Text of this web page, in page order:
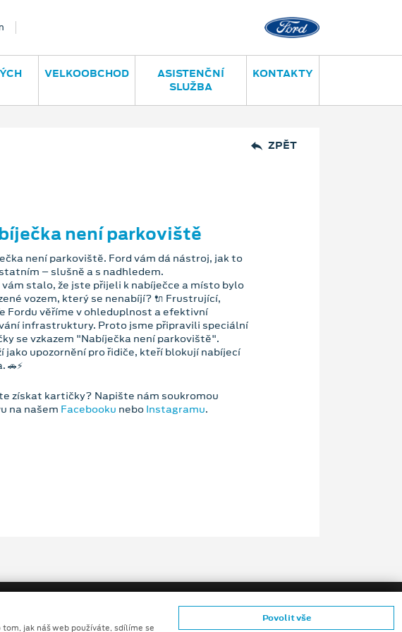
VELKOOBCHOD
ASISTENČNÍ
SLUŽBA
KONTAKTY
ZPĚT
není parkoviště
není parkoviště. Ford vám dá nástroj, jak to
– slušně a s nadhledem.
vám stalo, že jste přijeli k nabíječce a místo bylo
vozem, který se nenabíjí? 🔌 Frustrující,
Fordu věříme v ohleduplnost a efektivní
infrastruktury. Proto jsme připravili speciální
se vzkazem "Nabíječka není parkoviště".
jako upozornění pro řidiče, kteří blokují nabíjecí
🚗⚡️
získat kartičky? Napište nám soukromou
na našem Facebooku nebo Instagramu.
jak náš web používáte, sdílíme se
Povolit vše